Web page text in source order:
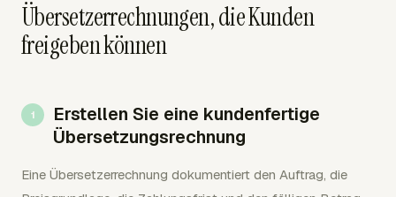
Übersetzerrechnungen, die Kunden
freigeben können
Erstellen Sie eine kundenfertige
Übersetzungsrechnung
Eine Übersetzerrechnung dokumentiert den Auftrag, die